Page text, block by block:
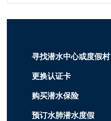
寻找潜水中心或度假村
更换认证卡
购买潜水保险
预订水肺潜水度假